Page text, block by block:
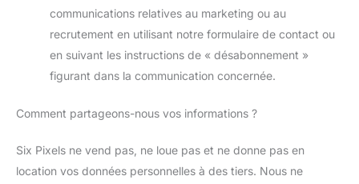
communications relatives au marketing ou au
recrutement en utilisant notre formulaire de contact ou
en suivant les instructions de « désabonnement »
figurant dans la communication concernée.
Comment partageons-nous vos informations ?
Six Pixels ne vend pas, ne loue pas et ne donne pas en
location vos données personnelles à des tiers. Nous ne